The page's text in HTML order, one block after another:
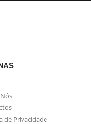
de Privacidade